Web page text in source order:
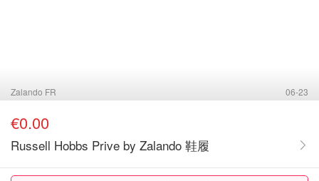
Zalando FR 06-23
€0.00
Russell Hobbs Prive by Zalando 鞋履